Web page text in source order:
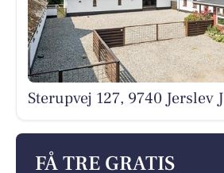
Sterupvej 127, 9740 Jerslev J
FÅ TRE GRATIS